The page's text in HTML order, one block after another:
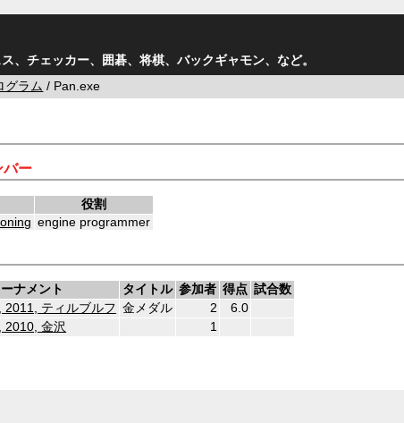
、チェッカー、囲碁、将棋、バックギャモン、など。
グラム / Pan.exe
バー
役割
engine programmer
ーナメント タイトル 参加者 得点 試合数
2011, ティルブルフ 金メダル 2
6.0
2010, 金沢
1